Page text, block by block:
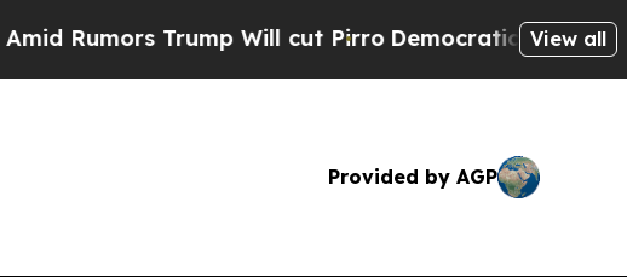
Trump Will cut PirroDemocratic Socialists ofView all
Provided by AGP